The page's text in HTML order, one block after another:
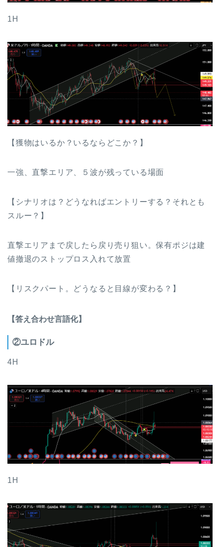
1H
【獲物はいるか？いるならどこか？】
一強、直撃エリア、５波が残っている場面
【シナリオは？どうなればエントリーする？それとも
スルー？】
直撃エリアまで戻したら戻り売り狙い。保有ポジは建
値撤退のストップロス入れて放置
【リスクパート。どうなると目線が変わる？】
【答え合わせ言語化】
②ユロドル
4H
1H